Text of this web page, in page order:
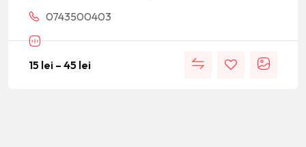
0743500403
15 lei – 45 lei